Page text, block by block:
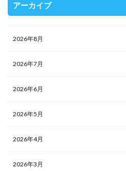
アーカイブ
2026年8月
2026年7月
2026年6月
2026年5月
2026年4月
2026年3月